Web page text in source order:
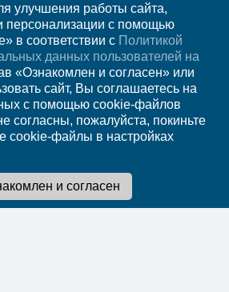
920 555-47-07
ежедн. 7.00-23.00
Старый Оскол
Записаться на прием
улучшения работы сайта,
персонализации с помощью
в соответствии с Политикой
данных пользователей на
«Ознакомлен и согласен» или
сайт, Вы соглашаетесь на
с помощью cookie-файлов
согласны, пожалуйста, покиньте
cookie-файлы в настройках